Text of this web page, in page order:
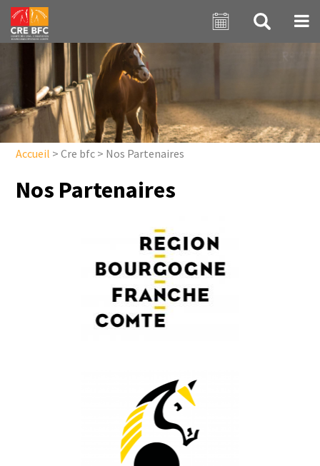
Aller au contenu principal
Accueil > Cre bfc > Nos Partenaires
Nos Partenaires